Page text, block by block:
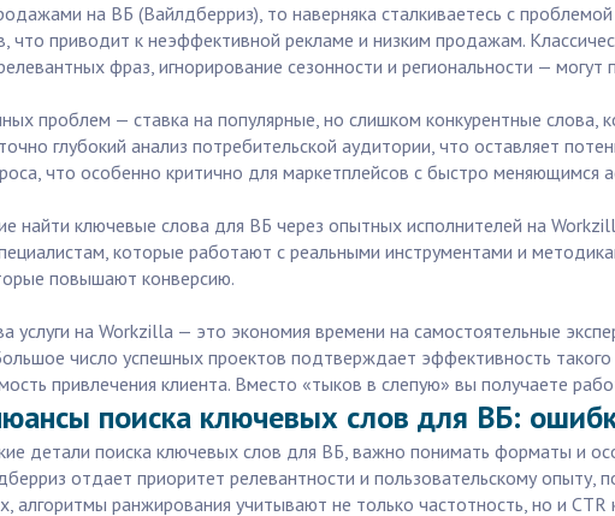
на ВБ (Вайлдберриз), то наверняка сталкиваетесь с
что приводит к неэффективной рекламе и низким продажам.
фраз, игнорирование сезонности и региональности —
проблем — ставка на популярные, но слишком конкурентные
глубокий анализ потребительской аудитории, что оставляет
что особенно критично для маркетплейсов с быстро меняющимся
найти ключевые слова для ВБ через опытных исполнителей на
которые работают с реальными инструментами и
повышают конверсию.
услуги на Workzilla — это экономия времени на самостоятельные
число успешных проектов подтверждает эффективность
привлечения клиента. Вместо «тыков в слепую» вы получаете
поиска ключевых слов для ВБ:
детали поиска ключевых слов для ВБ, важно понимать форматы и
отдает приоритет релевантности и пользовательскому
алгоритмы ранжирования учитывают не только частотность, но и